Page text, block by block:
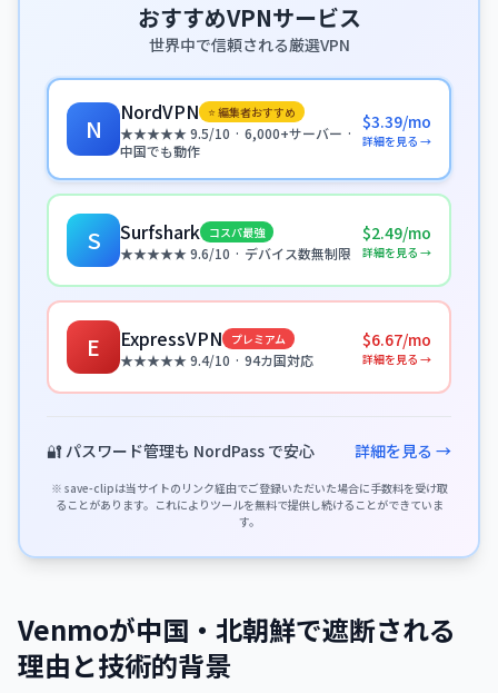
おすすめVPNサービス
世界中で信頼される厳選VPN
N
NordVPN ⭐ 編集者おすすめ
★★★★★ 9.5/10 · 6,000+サーバー ·
中国でも動作
$3.39/mo
詳細を見る →
S Surfshark コスパ最強
★★★★★ 9.6/10 · デバイス数無制限
$2.49/mo
詳細を見る →
E ExpressVPN プレミアム
★★★★★ 9.4/10 · 94カ国対応
$6.67/mo
詳細を見る →
🔐 パスワード管理も NordPass で安心 詳細を見る →
※ save-clipは当サイトのリンク経由でご登録いただいた場合に手数料を受け取
ることがあります。これによりツールを無料で提供し続けることができていま
す。
Venmoが中国・北朝鮮で遮断される
理由と技術的背景